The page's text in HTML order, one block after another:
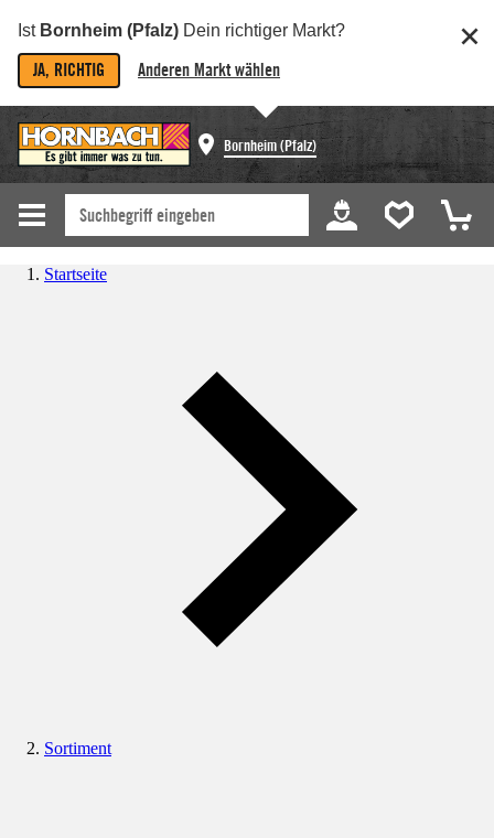
Ist Bornheim (Pfalz) Dein richtiger Markt?
JA, RICHTIG Anderen Markt wählen
Bornheim (Pfalz)
Startseite
Sortiment